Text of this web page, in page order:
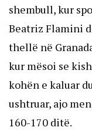
shembull, kur
Beatriz Flamini
thellë në
kur mësoi se
kohën e kaluar
ushtruar, ajo
160-170 ditë.